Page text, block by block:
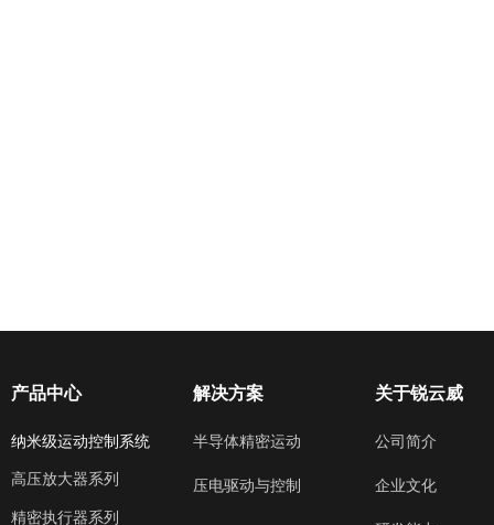
产品中心
纳米级运动控制系统
高压放大器系列
精密执行器系列
解决方案
半导体精密运动
压电驱动与控制
关于锐云威
公司简介
企业文化